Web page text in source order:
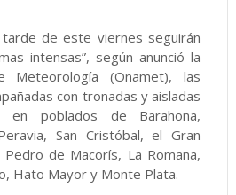
tarde de este viernes seguirán
intensas”, según anunció la
Meteorología (Onamet), las
con tronadas y aisladas
poblados de Barahona,
San Cristóbal, el Gran
Pedro de Macorís, La Romana,
Hato Mayor y Monte Plata.